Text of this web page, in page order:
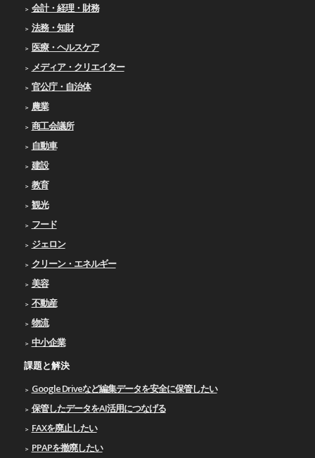
会計・経理・財務
法務・知財
医療・ヘルスケア
メディア・クリエイター
官公庁・自治体
農業
商工会議所
自動車
建設
教育
観光
フード
ジェロン
クリーン・エネルギー
美容
不動産
物流
中小企業
課題と解決
Google Driveなど編集データを安全に保管したい
保管したデータをAI活用につなげる
FAXを廃止したい
PPAPを撤廃したい